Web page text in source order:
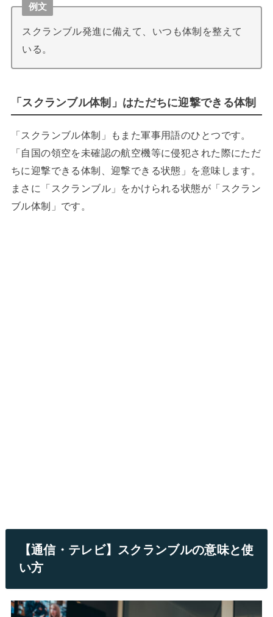
例文
スクランブル発進に備えて、いつも体制を整えて
いる。
「スクランブル体制」はただちに迎撃できる体制
「スクランブル体制」もまた軍事用語のひとつです。
「自国の領空を未確認の航空機等に侵犯された際にただ
ちに迎撃できる体制、迎撃できる状態」を意味します。
まさに「スクランブル」をかけられる状態が「スクラン
ブル体制」です。
【通信・テレビ】スクランブルの意味と使
い方